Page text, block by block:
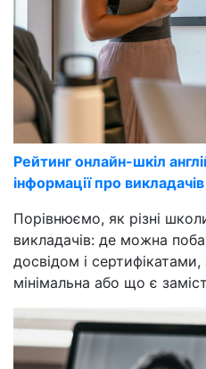
Рейтинг онлайн-шкіл
інформації про викладачів
Порівнюємо, як різні
викладачів: де можна
досвідом і
мінімальна або що є